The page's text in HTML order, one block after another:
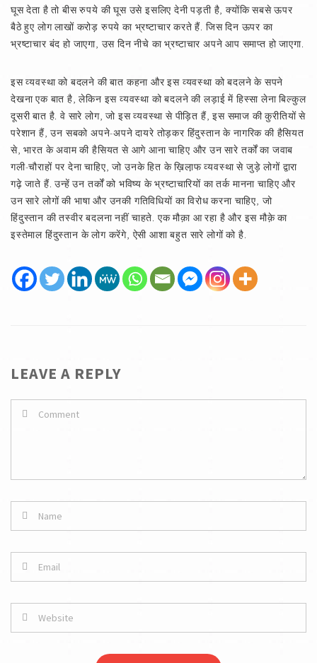
घूस देता है तो बीस रुपये की घूस उसे इसलिए देनी पड़ती है, क्योंकि सबसे ऊपर
बैठे हुए लोग लाखों करोड़ रुपये का भ्रष्टाचार करते हैं. जिस दिन ऊपर का
भ्रष्टाचार बंद हो जाएगा, उस दिन नीचे का भ्रष्टाचार अपने आप समाप्त हो जाएगा.
इस व्यवस्था को बदलने की बात कहना और इस व्यवस्था को बदलने के सपने
देखना एक बात है, लेकिन इस व्यवस्था को बदलने की लड़ाई में हिस्सा लेना बिल्कुल
दूसरी बात है. वे सारे लोग, जो इस व्यवस्था से पीड़ित हैं, इस समाज की कुरीतियों से
परेशान हैं, उन सबको अपने-अपने दायरे तोड़कर हिंदुस्तान के नागरिक की हैसियत
से, भारत के अवाम की हैसियत से आगे आना चाहिए और उन सारे तर्कों का जवाब
गली-चौराहों पर देना चाहिए, जो उनके हित के ख़िला़फ व्यवस्था से जुड़े लोगों द्वारा
गढ़े जाते हैं. उन्हें उन तर्कों को भविष्य के भ्रष्टाचारियों का तर्क मानना चाहिए और
उन सारे लोगों की भाषा और उनकी गतिविधियों का विरोध करना चाहिए, जो
हिंदुस्तान की तस्वीर बदलना नहीं चाहते. एक मौक़ा आ रहा है और इस मौक़े का
इस्तेमाल हिंदुस्तान के लोग करेंगे, ऐसी आशा बहुत सारे लोगों को है.
LEAVE A REPLY